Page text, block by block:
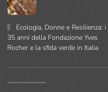
Ecologia, Donne e Resilienza: i
35 anni della Fondazione Yves
Rocher e la sfida verde in Italia